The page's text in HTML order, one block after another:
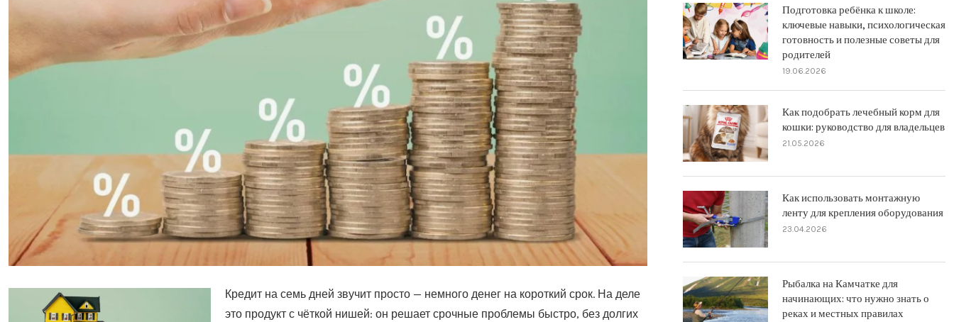
Кредит на семь дней звучит просто — немного денег на короткий срок. На деле
это продукт с чёткой нишей: он решает срочные проблемы быстро, без долгих
Подготовка ребёнка к школе:
ключевые навыки, психологическая
готовность и полезные советы для
родителей
19.06.2026
Как подобрать лечебный корм для
кошки: руководство для владельцев
21.05.2026
Как использовать монтажную
ленту для крепления оборудования
23.04.2026
Рыбалка на Камчатке для
начинающих: что нужно знать о
реках и местных правилах